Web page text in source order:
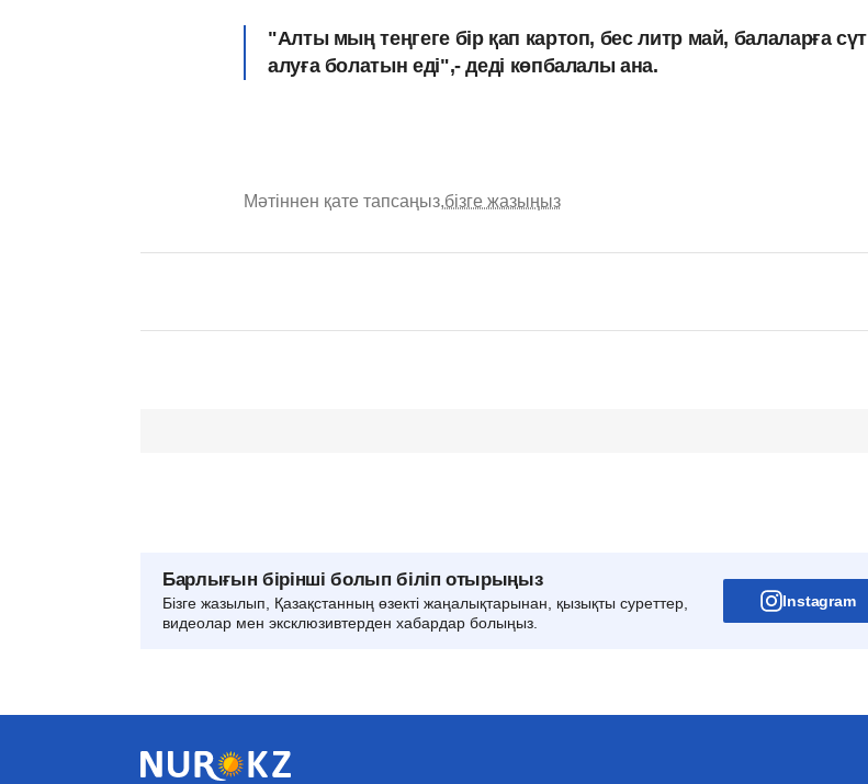
"Алты мың теңгеге бір қап картоп, бес литр май, балаларға сүт
алуға болатын еді",- деді көпбалалы ана.
Мәтіннен қате тапсаңыз,бізге жазыңыз
Барлығын бірінші болып біліп отырыңыз
Бізге жазылып, Қазақстанның өзекті жаңалықтарынан, қызықты суреттер,
видеолар мен эксклюзивтерден хабардар болыңыз.
Instagram